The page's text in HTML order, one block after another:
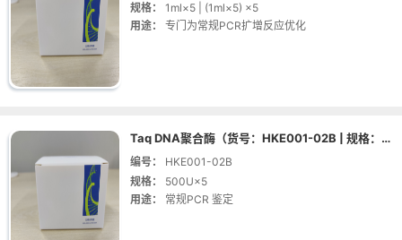
规格：
1ml×5 | (1ml×5) ×5
用途：
专门为常规PCR扩增反应优化
Taq DNA聚合酶（货号：HKE001-02B | 规格：500U×5 ）
编号：
HKE001-02B
规格：
500U×5
用途：
常规PCR 鉴定